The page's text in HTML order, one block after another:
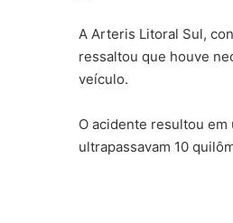
A Arteris Litoral Sul,
ressaltou que houve
veículo.
O acidente resultou
ultrapassavam 10